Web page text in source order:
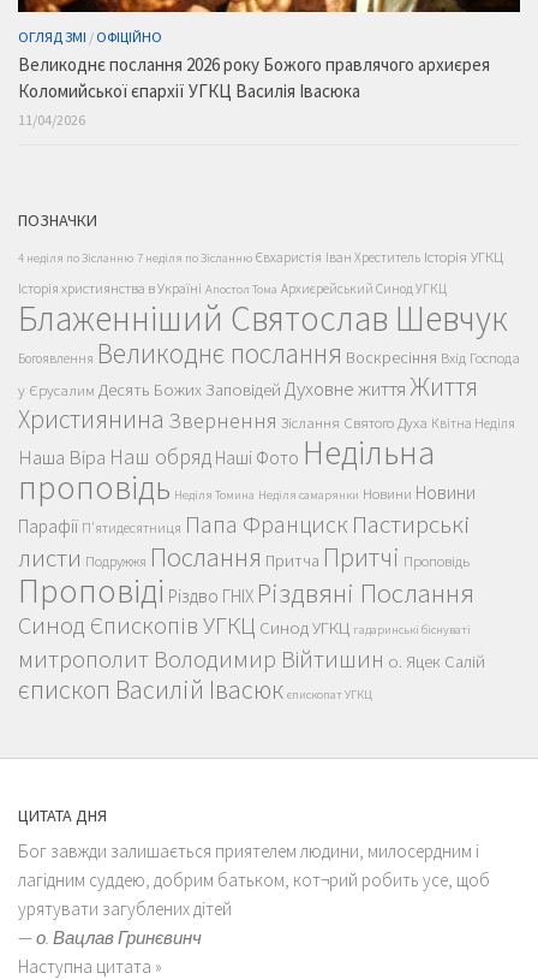
ОГЛЯД ЗМІ / ОФІЦІЙНО
Великоднє послання 2026 року Божого правлячого архиєрея
Коломийської єпархії УГКЦ Василія Івасюка
11/04/2026
ПОЗНАЧКИ
4 неділя по Зісланню 7 неділя по Зісланню Євхаристія Іван Хреститель Історія УГКЦ
Історія християнства в Україні Апостол Тома Архиєрейський Синод УГКЦ
Блаженніший Святослав Шевчук
Богоявлення Великоднє послання Воскресіння Вхід Господа
у Єрусалим Десять Божих Заповідей Духовне життяЖиття
Християнина Звернення Зіслання Святого Духа Квітна Неділя
Наша Віра Наш обряд Наші Фото Недільна
проповідь Неділя Томина Неділя самарянки Новини Новини
Парафії П'ятидесятниця Папа Франциск Пастирські
листи Подружжя Послання Притча Притчі Проповідь
Проповіді Різдво ГНІХ Різдвяні Послання
Синод Єпископів УГКЦ Синод УГКЦ гадаринські біснуваті
митрополит Володимир Війтишин о. Яцек Салій
єпископ Василій Івасюк єпископат УГКЦ
ЦИТАТА ДНЯ
Бог завжди залишається приятелем людини, милосердним і
лагідним суддею, добрим батьком, кот¬рий робить усе, щоб
урятувати загублених дітей
—о. Вацлав Гринєвинч
Наступна цитата »